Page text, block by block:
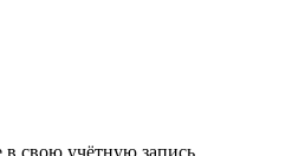
свою учётную запись